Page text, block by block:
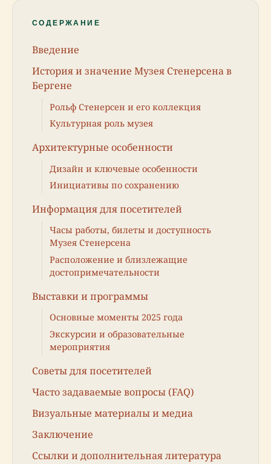
СОДЕРЖАНИЕ
Введение
История и значение Музея Стенерсена в
Бергене
Рольф Стенерсен и его коллекция
Культурная роль музея
Архитектурные особенности
Дизайн и ключевые особенности
Инициативы по сохранению
Информация для посетителей
Часы работы, билеты и доступность
Музея Стенерсена
Расположение и близлежащие
достопримечательности
Выставки и программы
Основные моменты 2025 года
Экскурсии и образовательные
мероприятия
Советы для посетителей
Часто задаваемые вопросы (FAQ)
Визуальные материалы и медиа
Заключение
Ссылки и дополнительная литература